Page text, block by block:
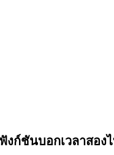
งก์ชันบอกเวลาสอง